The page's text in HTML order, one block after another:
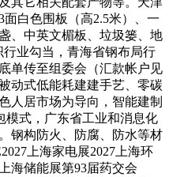
白色围板（高2.5米）、一
、中英文楣板、垃圾篓、地
业勾当，青海省钢布局行
单传至组委会（汇款帐户见
动式低能耗建建手艺、零碳
人居市场为导向，智能建制
模式，广东省工业和消息化
钢构防火、防腐、防水等材
上海家电展2027上海环
海储能展第93届药交会